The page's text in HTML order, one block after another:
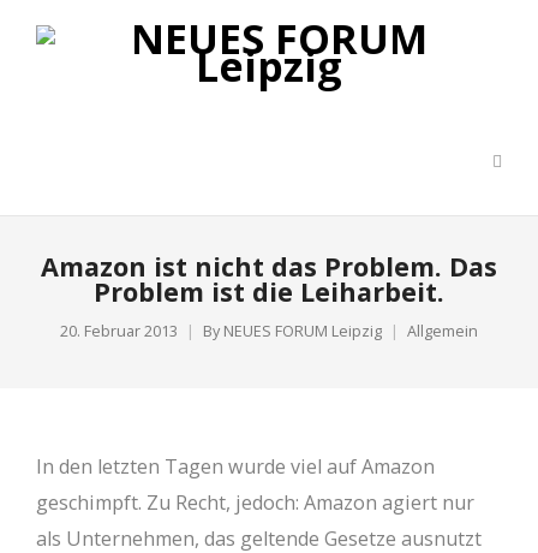
Amazon ist nicht das Problem. Das
Problem ist die Leiharbeit.
20. Februar 2013 By NEUES FORUM Leipzig Allgemein
In den letzten Tagen wurde viel auf Amazon
geschimpft. Zu Recht, jedoch: Amazon agiert nur
als Unternehmen, das geltende Gesetze ausnutzt